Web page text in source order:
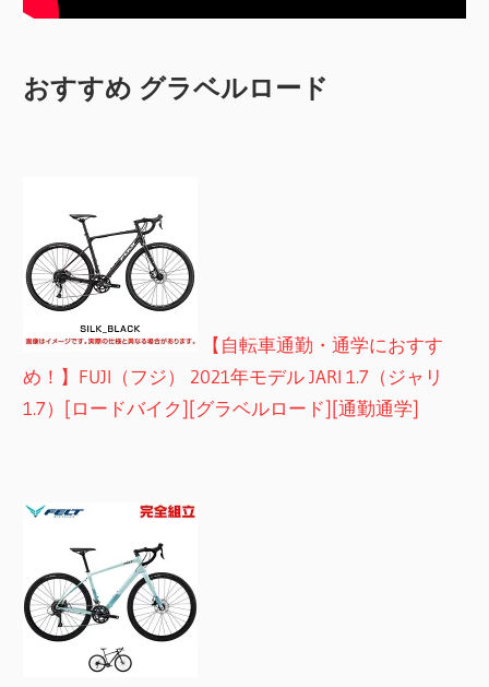
おすすめ グラベルロード
【自転車通勤・通学におすす
め！】FUJI（フジ） 2021年モデル JARI 1.7（ジャリ
1.7）[ロードバイク][グラベルロード][通勤通学]